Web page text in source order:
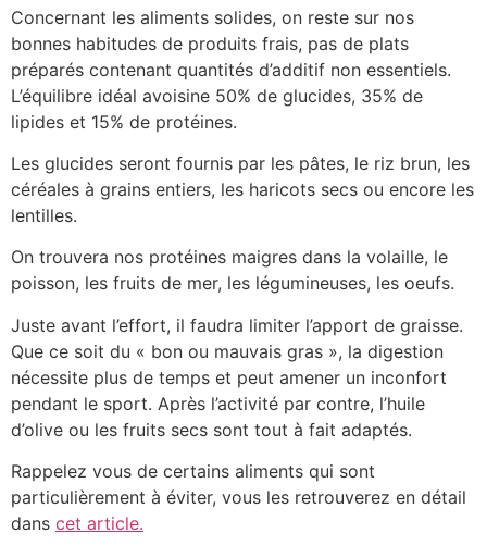
Concernant les aliments solides, on reste sur nos
bonnes habitudes de produits frais, pas de plats
préparés contenant quantités d’additif non essentiels.
L’équilibre idéal avoisine 50% de glucides, 35% de
lipides et 15% de protéines.
Les glucides seront fournis par les pâtes, le riz brun, les
céréales à grains entiers, les haricots secs ou encore les
lentilles.
On trouvera nos protéines maigres dans la volaille, le
poisson, les fruits de mer, les légumineuses, les oeufs.
Juste avant l’effort, il faudra limiter l’apport de graisse.
Que ce soit du « bon ou mauvais gras », la digestion
nécessite plus de temps et peut amener un inconfort
pendant le sport. Après l’activité par contre, l’huile
d’olive ou les fruits secs sont tout à fait adaptés.
Rappelez vous de certains aliments qui sont
particulièrement à éviter, vous les retrouverez en détail
dans cet article.